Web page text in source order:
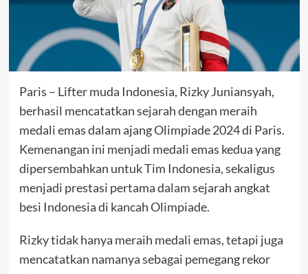
Paris – Lifter muda Indonesia, Rizky Juniansyah,
berhasil mencatatkan sejarah dengan meraih
medali emas dalam ajang Olimpiade 2024 di Paris.
Kemenangan ini menjadi medali emas kedua yang
dipersembahkan untuk Tim Indonesia, sekaligus
menjadi prestasi pertama dalam sejarah angkat
besi Indonesia di kancah Olimpiade.
Rizky tidak hanya meraih medali emas, tetapi juga
mencatatkan namanya sebagai pemegang rekor